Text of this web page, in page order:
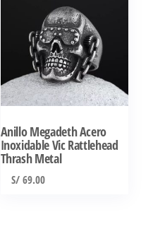
Anillo Megadeth Acero
Inoxidable Vic Rattlehead
Thrash Metal
S/69.00